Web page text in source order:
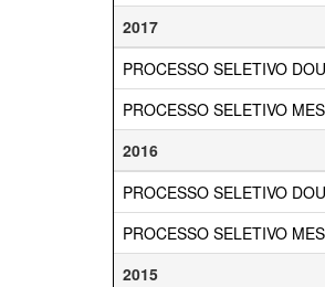
2017
PROCESSO SELETIVO
PROCESSO SELETIVO
2016
PROCESSO SELETIVO
PROCESSO SELETIVO
2015